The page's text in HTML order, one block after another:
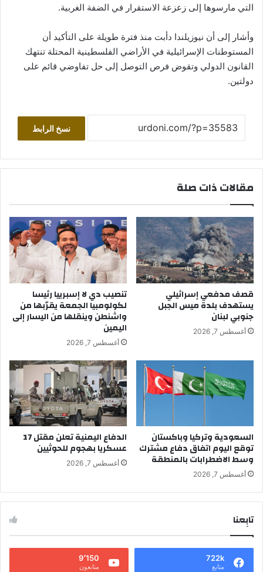
التي مارسوها إلى زعزعة الاستقرار في الضفة الغربية.
وأشار إلى أن نيوزيلندا دأبت منذ فترة طويلة على التأكيد أن
المستوطنات الإسرائيلية في الأراضي الفلسطينية المحتلة تنتهك
القانون الدولي وتقوض فرص التوصل إلى حل تفاوضي قائم على
دولتين.
نسخ الرابط
مقالات ذات صلة
قصف مدفعي إسرائيلي
يستهدف بلدة ميس الجبل
جنوبي لبنان
أغسطس 7, 2026
تنصيب دي لا إسبرييا رئيسا
لكولومبيا الجمعة يقرّبها من
واشنطن وينقلها من اليسار إلى
اليمين
أغسطس 7, 2026
السعودية وتركيا وباكستان
توقع اليوم اتفاق دفاع مشترك
وسط الاضطرابات بالمنطقة
أغسطس 7, 2026
الدفاع اليمنية تعلن مقتل 17
عسكريا بهجوم للحوثيين
أغسطس 7, 2026
تابِعنا
722k
متابع
9٬150
متابعون